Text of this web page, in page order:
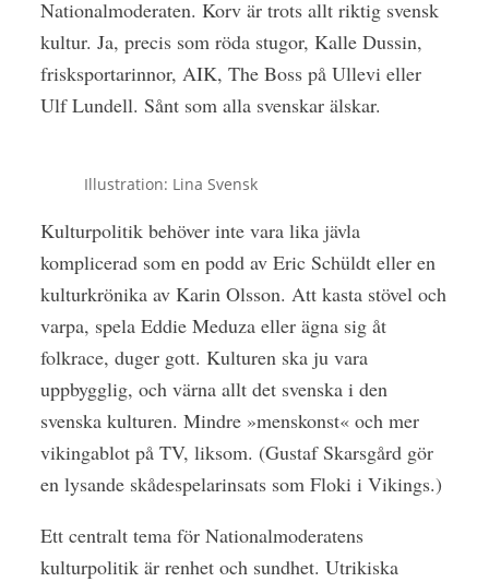
Nationalmoderaten. Korv är trots allt riktig svensk
kultur. Ja, precis som röda stugor, Kalle Dussin,
frisksportarinnor, AIK, The Boss på Ullevi eller
Ulf Lundell. Sånt som alla svenskar älskar.
Illustration: Lina Svensk
Kulturpolitik behöver inte vara lika jävla
komplicerad som en podd av Eric Schüldt eller en
kulturkrönika av Karin Olsson. Att kasta stövel och
varpa, spela Eddie Meduza eller ägna sig åt
folkrace, duger gott. Kulturen ska ju vara
uppbygglig, och värna allt det svenska i den
svenska kulturen. Mindre »menskonst« och mer
vikingablot på TV, liksom. (Gustaf Skarsgård gör
en lysande skådespelarinsats som Floki i Vikings.)
Ett centralt tema för Nationalmoderatens
kulturpolitik är renhet och sundhet. Utrikiska